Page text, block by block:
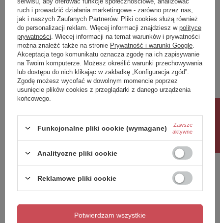
Napisz swoją opinię
Twoja ocena:
5/5
Treść twojej opinii
Dodaj własne zdjęcie produktu:
ruch i prowadzić działania marketingowe - zarówno przez nas,
jak i naszych Zaufanych Partnerów. Pliki cookies służą również
do personalizacji reklam. Więcej informacji znajdziesz w polityce
prywatności . Więcej informacji na temat warunków i prywatności
można znaleźć także na stronie Prywatność i warunki Google
Akceptacja tego komunikatu oznacza zgodę na ich zapisywanie
na Twoim komputerze. Możesz określić warunki przechowywania
lub dostępu do nich klikając w zakładkę „Konfiguracja zgód”.
Zgodę możesz wycofać w dowolnym momencie poprzez
usunięcie plików cookies z przeglądarki z danego urządzenia
końcowego.
Funkcjonalne pliki cookie (wymagane) Zawsze
aktywne
Analityczne pliki cookie
Reklamowe pliki cookie
Potwierdzam wszystkie